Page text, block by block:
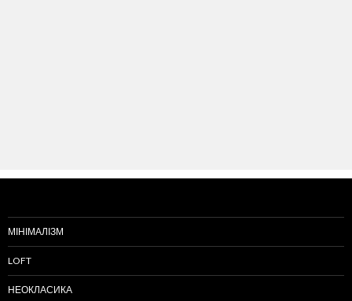
МІНІМАЛІЗМ
LOFT
НЕОКЛАСИКА